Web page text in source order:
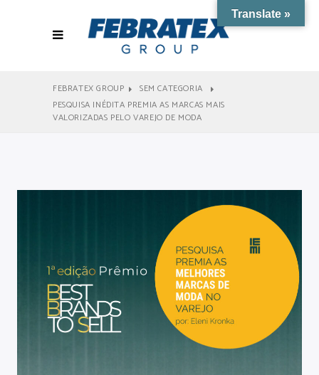
FEBRATEX GROUP
SEM CATEGORIA
PESQUISA INÉDITA PREMIA AS MARCAS MAIS
VALORIZADAS PELO VAREJO DE MODA
Translate »